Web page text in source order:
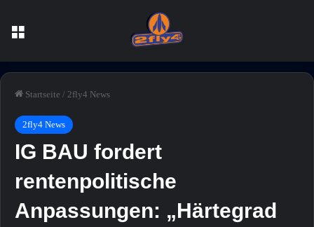
Startseite / 2fly4 News
2fly4 News
IG BAU fordert
rentenpolitische
Anpassungen: „Härtegrad